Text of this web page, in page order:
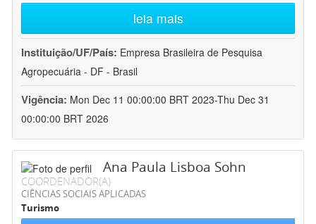
leia mais
Instituição/UF/País: Empresa Brasileira de Pesquisa
Agropecuária - DF - Brasil
Vigência: Mon Dec 11 00:00:00 BRT 2023-Thu Dec 31
00:00:00 BRT 2026
Ana Paula Lisboa Sohn
COORDENADOR(A)
CIÊNCIAS SOCIAIS APLICADAS
Turismo